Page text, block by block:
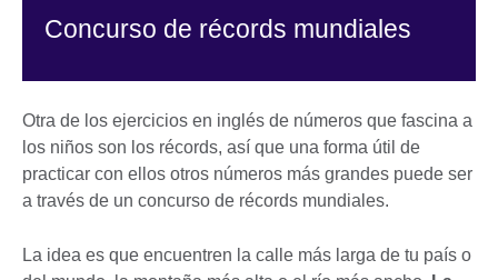
Concurso de récords mundiales
Otra de los ejercicios en inglés de números que fascina a
los niños son los récords, así que una forma útil de
practicar con ellos otros números más grandes puede ser
a través de un concurso de récords mundiales.
La idea es que encuentren la calle más larga de tu país o